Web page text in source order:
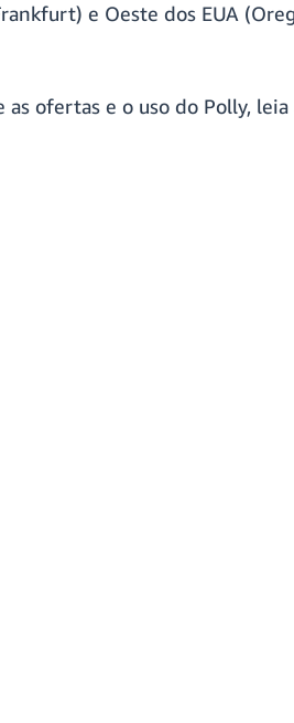
e Oeste dos EUA
ofertas e o uso do Polly, leia